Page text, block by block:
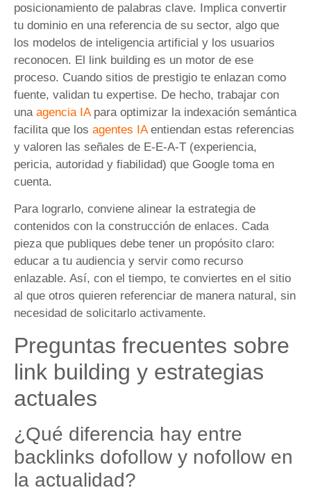
posicionamiento de palabras clave. Implica convertir
tu dominio en una referencia de su sector, algo que
los modelos de inteligencia artificial y los usuarios
reconocen. El link building es un motor de ese
proceso. Cuando sitios de prestigio te enlazan como
fuente, validan tu expertise. De hecho, trabajar con
una agencia IApara optimizar la indexación semántica
facilita que los agentes IAentiendan estas referencias
y valoren las señales de E-E-A-T (experiencia,
pericia, autoridad y fiabilidad) que Google toma en
cuenta.
Para lograrlo, conviene alinear la estrategia de
contenidos con la construcción de enlaces. Cada
pieza que publiques debe tener un propósito claro:
educar a tu audiencia y servir como recurso
enlazable. Así, con el tiempo, te conviertes en el sitio
al que otros quieren referenciar de manera natural, sin
necesidad de solicitarlo activamente.
Preguntas frecuentes sobre
link building y estrategias
actuales
¿Qué diferencia hay entre
backlinks dofollow y nofollow en
la actualidad?